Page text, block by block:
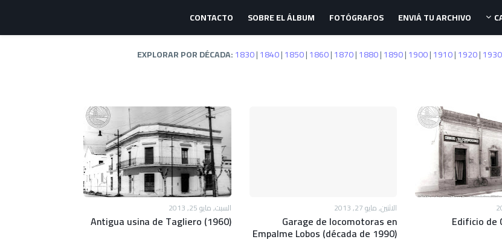
ENVIÁ TU ARCHIVO
FOTÓGRAFOS
SOBRE EL ÁLBUM
CONTACTO
EXPLORAR POR DÉCADA:1830|1840|1850|1860|1870|1880|1890|1900|1910|1920|1930
Edificio de
الاثنين, مايو 27, 2013
Garage de locomotoras en
Empalme Lobos (década de 1990)
السبت, مايو 25, 2013
Antigua usina de Tagliero (1960)